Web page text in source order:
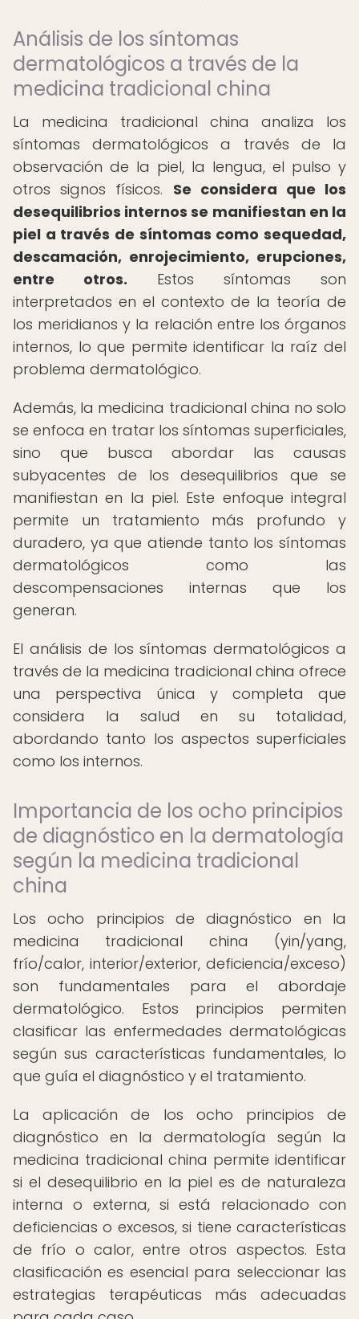
Análisis de los síntomas
dermatológicos a través de la
medicina tradicional china
La medicina tradicional china analiza los
síntomas dermatológicos a través de la
observación de la piel, la lengua, el pulso y
otros signos físicos. Se considera que los
desequilibrios internos se manifiestan en la
piel a través de síntomas como sequedad,
descamación, enrojecimiento, erupciones,
entre otros. Estos síntomas son
interpretados en el contexto de la teoría de
los meridianos y la relación entre los órganos
internos, lo que permite identificar la raíz del
problema dermatológico.
Además, la medicina tradicional china no solo
se enfoca en tratar los síntomas superficiales,
sino que busca abordar las causas
subyacentes de los desequilibrios que se
manifiestan en la piel. Este enfoque integral
permite un tratamiento más profundo y
duradero, ya que atiende tanto los síntomas
dermatológicos como las
descompensaciones internas que los
generan.
El análisis de los síntomas dermatológicos a
través de la medicina tradicional china ofrece
una perspectiva única y completa que
considera la salud en su totalidad,
abordando tanto los aspectos superficiales
como los internos.
Importancia de los ocho principios
de diagnóstico en la dermatología
según la medicina tradicional
china
Los ocho principios de diagnóstico en la
medicina tradicional china (yin/yang,
frío/calor, interior/exterior, deficiencia/exceso)
son fundamentales para el abordaje
dermatológico. Estos principios permiten
clasificar las enfermedades dermatológicas
según sus características fundamentales, lo
que guía el diagnóstico y el tratamiento.
La aplicación de los ocho principios de
diagnóstico en la dermatología según la
medicina tradicional china permite identificar
si el desequilibrio en la piel es de naturaleza
interna o externa, si está relacionado con
deficiencias o excesos, si tiene características
de frío o calor, entre otros aspectos. Esta
clasificación es esencial para seleccionar las
estrategias terapéuticas más adecuadas